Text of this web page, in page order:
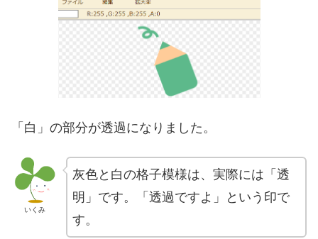
「白」の部分が透過になりました。
いくみ
灰色と白の格子模様は、実際には「透
明」です。「透過ですよ」という印で
す。